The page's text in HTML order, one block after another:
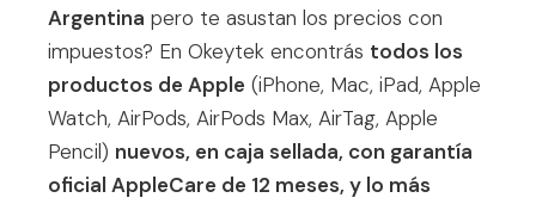
Argentina pero te asustan los precios con
impuestos? En Okeytek encontrás todos los
productos de Apple (iPhone, Mac, iPad, Apple
Watch, AirPods, AirPods Max, AirTag, Apple
Pencil) nuevos, en caja sellada, con garantía
oficial AppleCare de 12 meses, y lo más